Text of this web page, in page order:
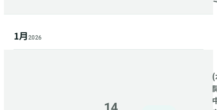
1月 2026